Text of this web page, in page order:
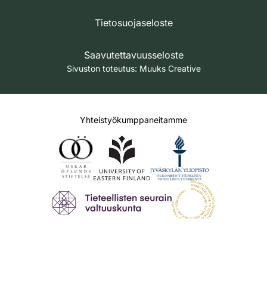
Tietosuojaseloste
Saavutettavuusseloste
Sivuston toteutus: Muuks Creative
Yhteistyökumppaneitamme